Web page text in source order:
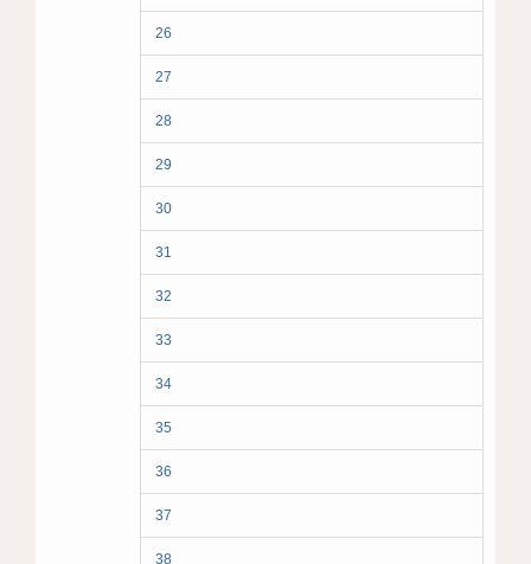
26
27
28
29
30
31
32
33
34
35
36
37
38